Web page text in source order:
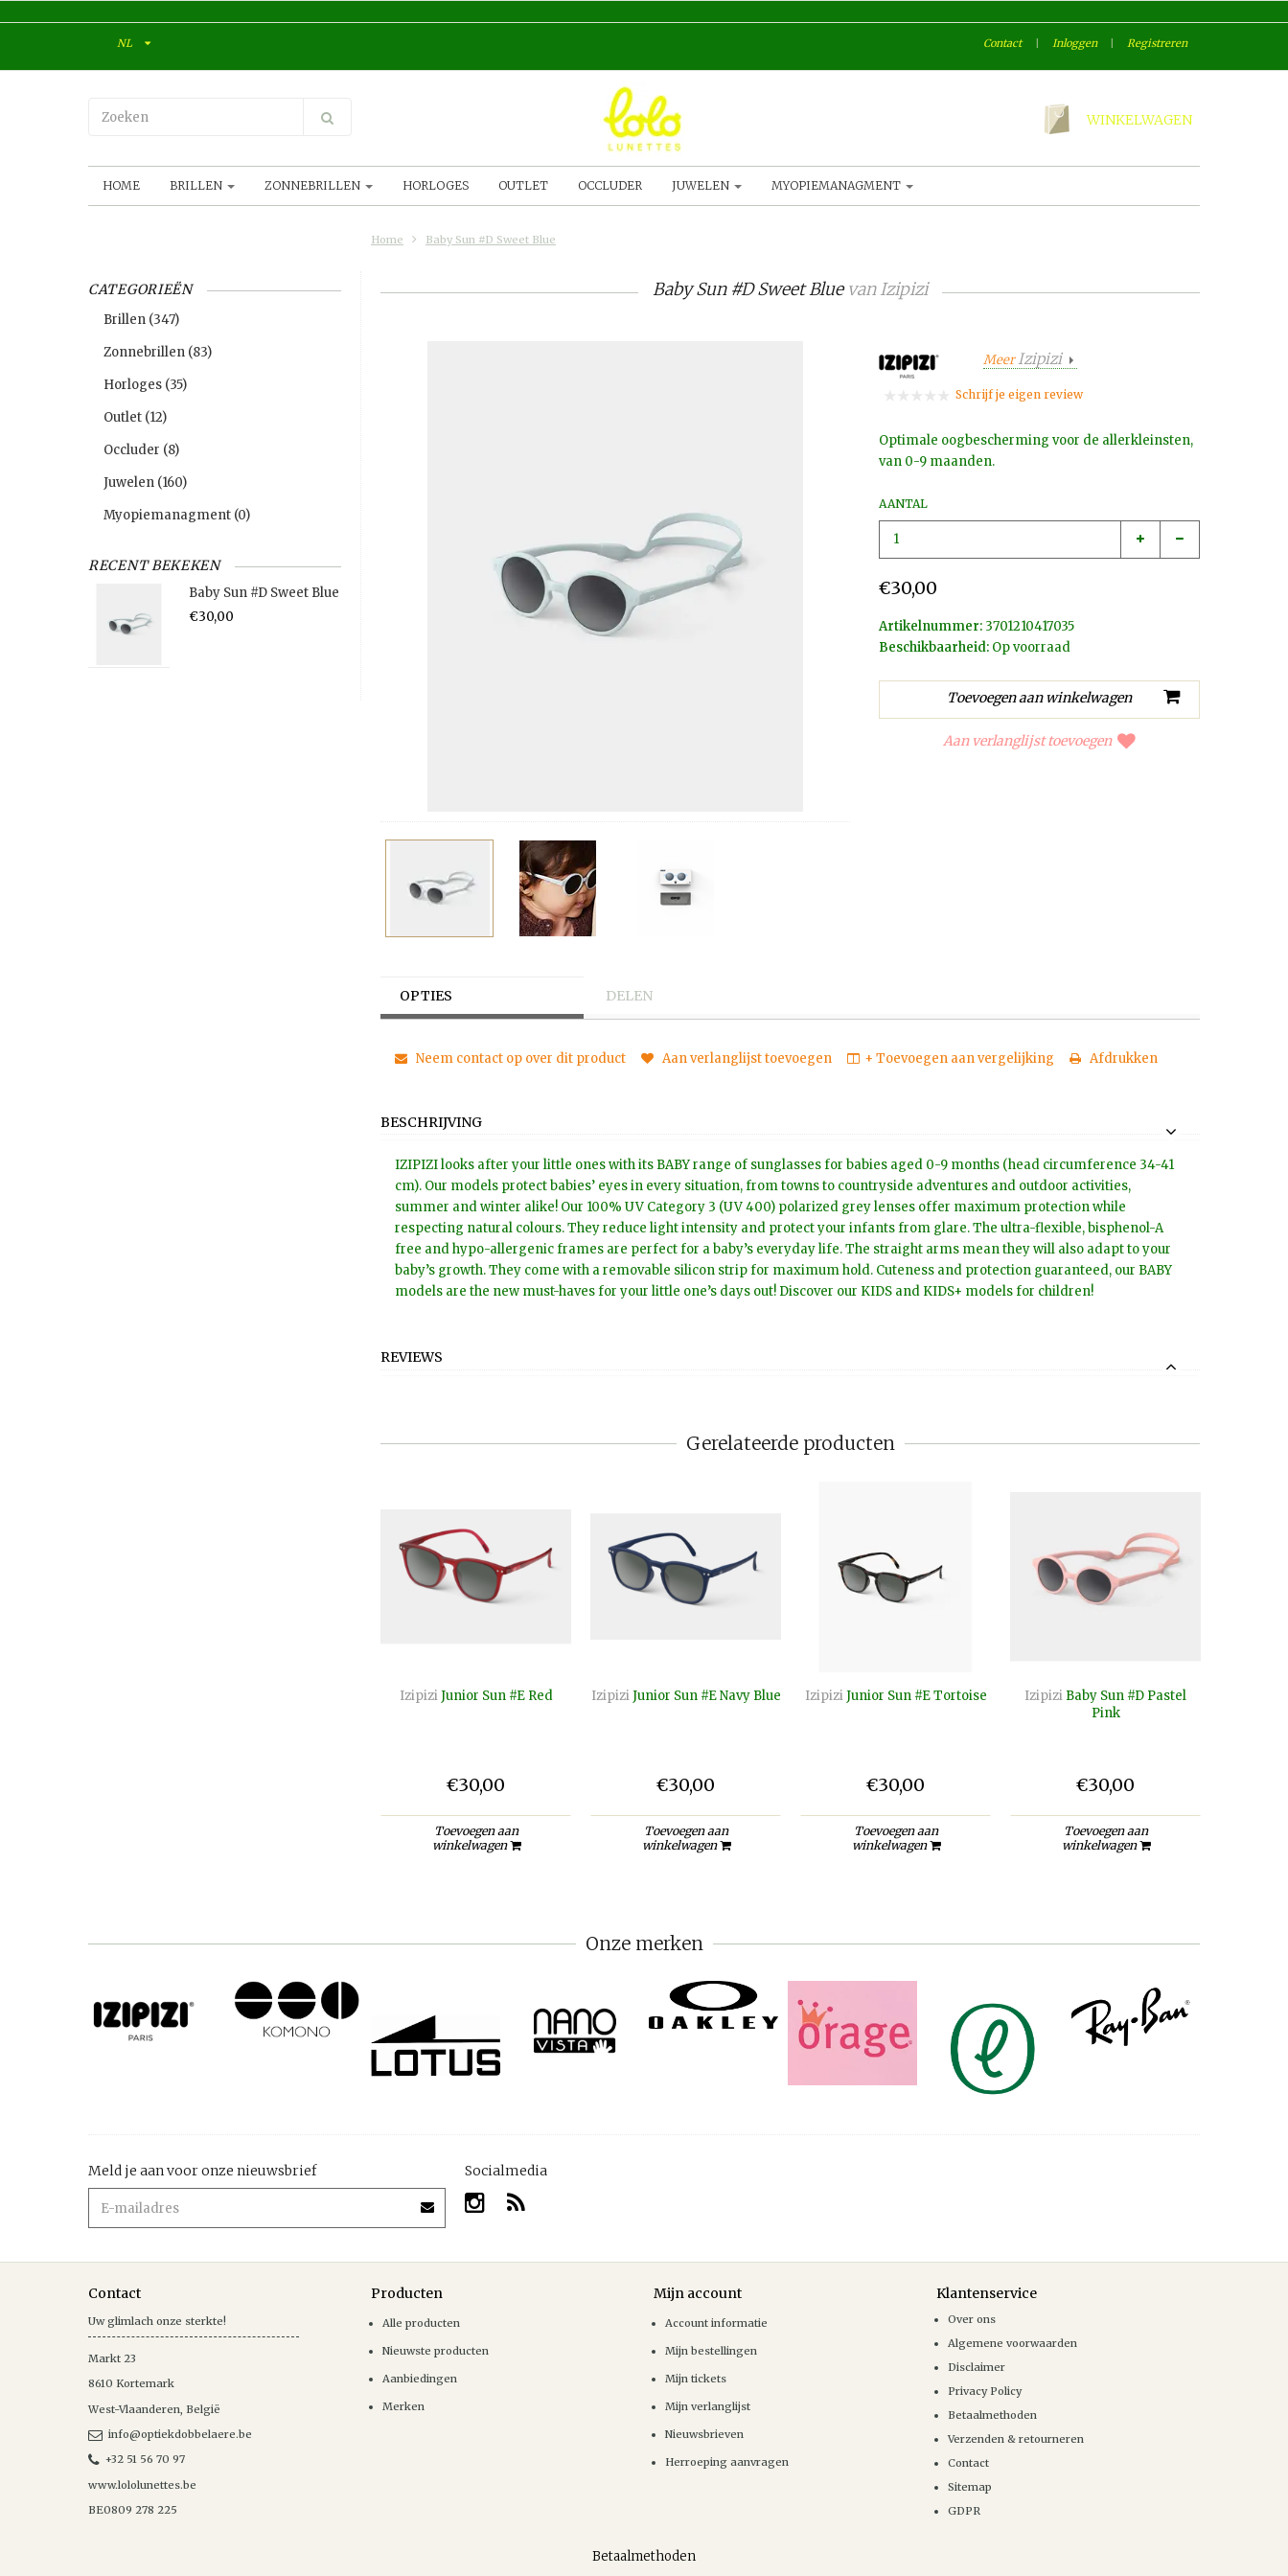
NL Contact Inloggen Registreren
WINKELWAGEN
HOME BRILLEN ZONNEBRILLEN HORLOGES OUTLET OCCLUDER JUWELEN MYOPIEMANAGMENT
Home Baby Sun #D Sweet Blue
CATEGORIEËN
Brillen (347)
Zonnebrillen (83)
Horloges (35)
Outlet (12)
Occluder (8)
Juwelen (160)
Myopiemanagment (0)
RECENT BEKEKEN
Baby Sun #D Sweet Blue
€30,00
Baby Sun #D Sweet BluevanIzipizi
MeerIzipizi
Schrijf je eigen review
Optimale oogbescherming voor de allerkleinsten,
van 0-9 maanden.
AANTAL
€30,00
Artikelnummer: 3701210417035
Beschikbaarheid: Op voorraad
Aan verlanglijst toevoegen
OPTIES DELEN
Neem contact op over dit product Aan verlanglijst toevoegen + Toevoegen aan vergelijking Afdrukken
BESCHRIJVING
IZIPIZI looks after your little ones with its BABY range of sunglasses for babies aged 0-9 months (head circumference 34-41
cm). Our models protect babies’ eyes in every situation, from towns to countryside adventures and outdoor activities,
summer and winter alike! Our 100% UV Category 3 (UV 400) polarized grey lenses offer maximum protection while
respecting natural colours. They reduce light intensity and protect your infants from glare. The ultra-flexible, bisphenol-A
free and hypo-allergenic frames are perfect for a baby’s everyday life. The straight arms mean they will also adapt to your
baby’s growth. They come with a removable silicon strip for maximum hold. Cuteness and protection guaranteed, our BABY
models are the new must-haves for your little one’s days out! Discover our KIDS and KIDS+ models for children!
REVIEWS
Gerelateerde producten
Izipizi Junior Sun #E Red
€30,00
Toevoegen aan
winkelwagen
Izipizi Junior Sun #E Navy Blue
€30,00
Toevoegen aan
winkelwagen
Izipizi Junior Sun #E Tortoise
€30,00
Toevoegen aan
winkelwagen
Izipizi Baby Sun #D Pastel
Pink
€30,00
Toevoegen aan
winkelwagen
Onze merken
Meld je aan voor onze nieuwsbrief Socialmedia
Contact
Uw glimlach onze sterkte!
Markt 23
8610 Kortemark
West-Vlaanderen België
info@optiekdobbelaere.be
+32 51 56 70 97
www.lololunettes.be
BE0809 278 225
Producten
Alle producten
Nieuwste producten
Aanbiedingen
Merken
Mijn account
Account informatie
Mijn bestellingen
Mijn tickets
Mijn verlanglijst
Nieuwsbrieven
Herroeping aanvragen
Klantenservice
Over ons
Algemene voorwaarden
Disclaimer
Privacy Policy
Betaalmethoden
Verzenden & retourneren
Contact
Sitemap
GDPR
Betaalmethoden